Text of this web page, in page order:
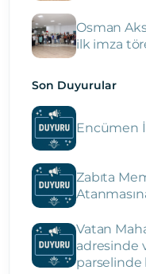
Osman
ilk imza
Son Duyurular
Encümen
Zabıta
Vatan
adresinde
parselinde